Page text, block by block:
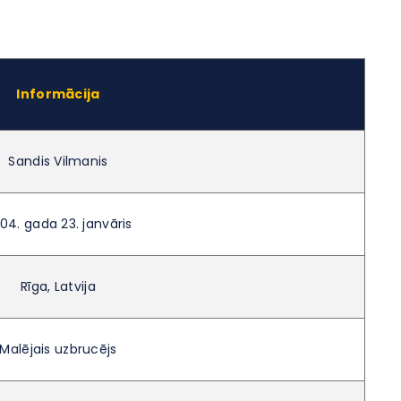
Informācija
Sandis Vilmanis
gada 23. janvāris
Rīga, Latvija
Malējais uzbrucējs